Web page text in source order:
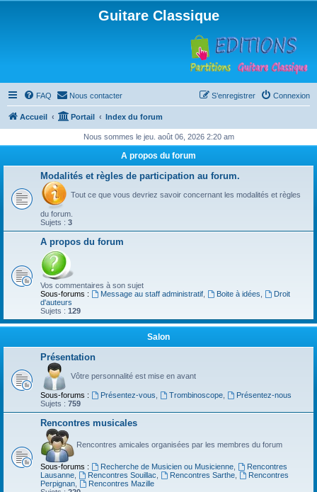
Guitare Classique
FAQ Nous contacter Connexion
S’enregistrer
Accueil Portail Index du forum
Nous sommes le jeu. août 06, 2026 2:20 am
A propos du forum
Modalités et règles de participation au forum.
Tout ce que vous devriez savoir concernant les modalités et règles
du forum.
Sujets : 3
A propos du forum
Vos commentaires à son sujet
Sous-forums :
Message au staff administratif, Boite à idées
Droit
d'auteurs
Sujets : 129
Salon
Présentation
Vôtre personnalité est mise en avant
Sous-forums : Présentez-vous Trombinoscope,
Présentez-nous
Sujets : 759
Rencontres musicales
Rencontres amicales organisées par les membres du forum
Sous-forums : Recherche de Musicien ou Musicienne,
Rencontres
Lausanne
Rencontres Souillac Rencontres Sarthe,
Rencontres
Perpignan
Rencontres Mazille